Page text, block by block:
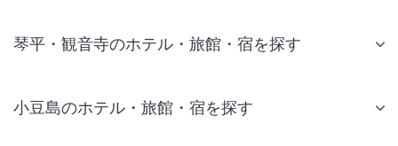
琴平・観音寺のホテル・旅館・宿を探す
小豆島のホテル・旅館・宿を探す